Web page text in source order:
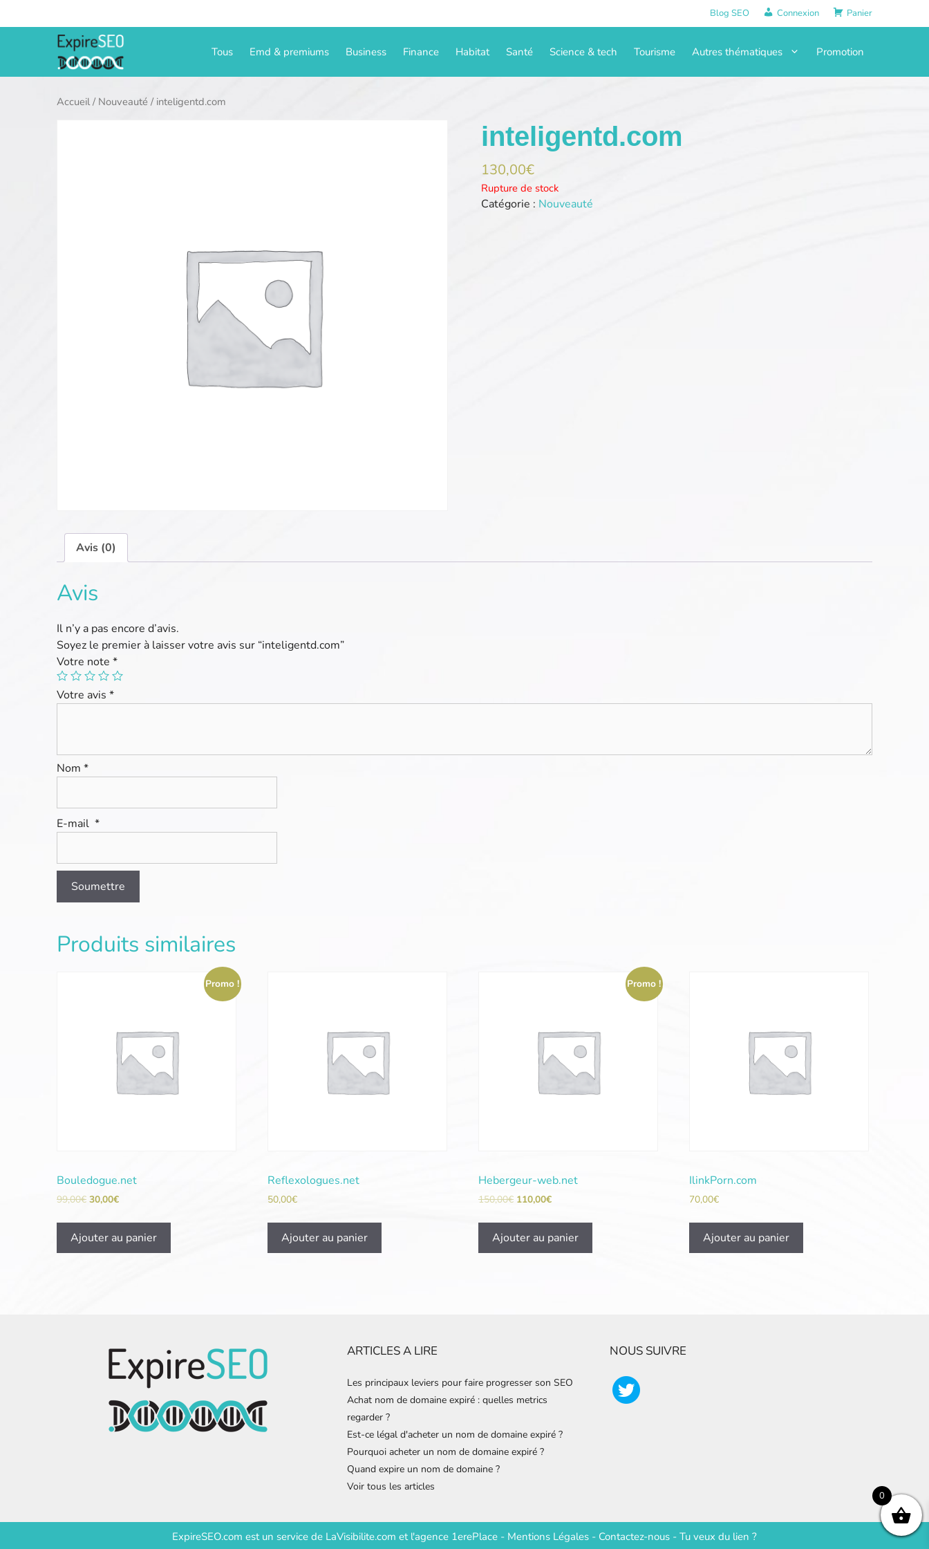
au
Blog SEO Connexion Panier
Tous Emd & premiums Business Finance Habitat Santé Science & tech Tourisme Autres thématiques Promotion
Accueil/ Nouveauté / inteligentd.com
inteligentd.com
130,00€
Rupture de stock
Catégorie : Nouveauté
Avis (0)
Avis
Il n’y a pas encore d’avis.
Soyez le premier à laisser votre avis sur “inteligentd.com”
Votre note *
Votre avis *
Nom *
E-mail *
Produits similaires
Promo !
Bouledogue.net
99,00€ 30,00€
Ajouter au panier
Reflexologues.net
50,00€
Ajouter au panier
Promo !
Hebergeur-web.net
150,00€ 110,00€
Ajouter au panier
IlinkPorn.com
70,00€
Ajouter au panier
ARTICLES A LIRE
Les principaux leviers pour faire progresser son SEO
Achat nom de domaine expiré : quelles metrics
regarder ?
Est-ce légal d'acheter un nom de domaine expiré ?
Pourquoi acheter un nom de domaine expiré ?
Quand expire un nom de domaine ?
Voir tous les articles
NOUS SUIVRE
ExpireSEO.com est un service de LaVisibilite.com etl'agence 1erePlace - Mentions Légales - Contactez-nous - Tu veux du lien ?
0